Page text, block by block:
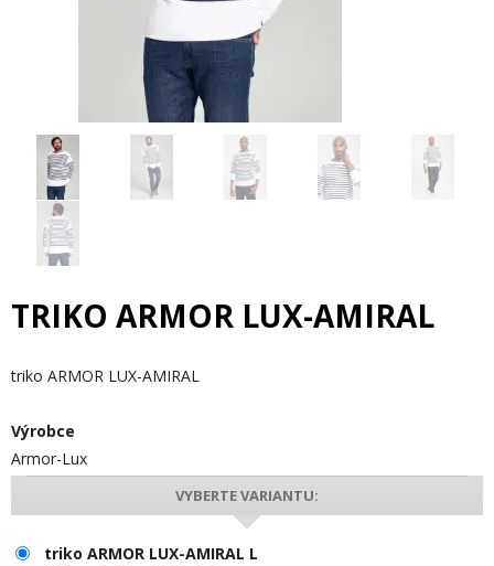
TRIKO ARMOR LUX-AMIRAL
triko ARMOR LUX-AMIRAL
Výrobce
Armor-Lux
VYBERTE VARIANTU:
triko ARMOR LUX-AMIRAL L